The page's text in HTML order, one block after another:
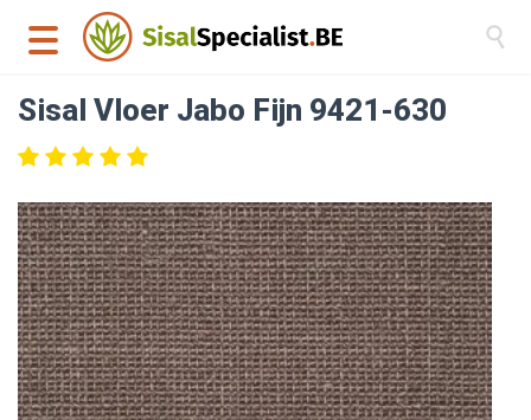

Sisal Vloer Jabo Fijn 9421-630